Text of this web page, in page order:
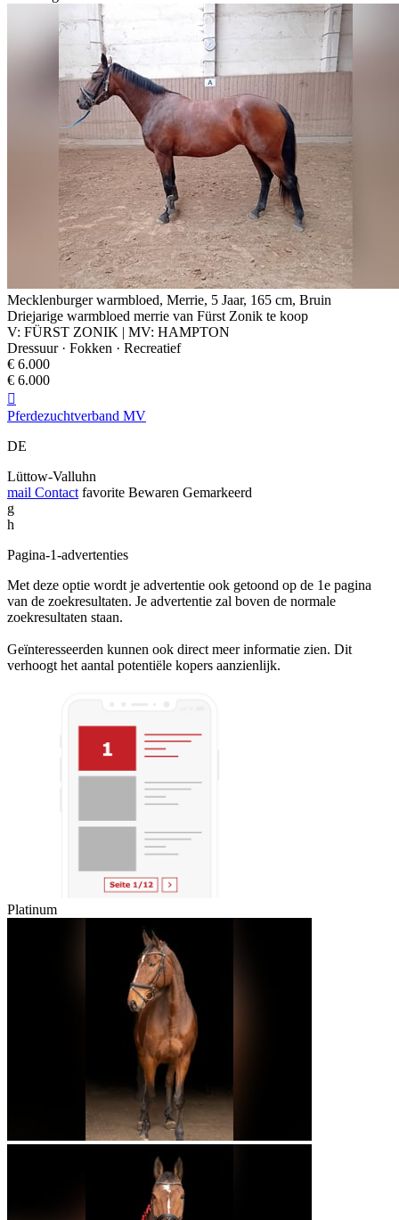
Mecklenburger warmbloed, Merrie, 5 Jaar, 165 cm, Bruin
Driejarige warmbloed merrie van Fürst Zonik te koop
V: FÜRST ZONIK | MV: HAMPTON
Dressuur · Fokken · Recreatief
€ 6.000
€ 6.000

Pferdezuchtverband MV
DE
Lüttow-Valluhn
mail Contact favorite Bewaren Gemarkeerd
g
h
Pagina-1-advertenties
Met deze optie wordt je advertentie ook getoond op de 1e pagina
van de zoekresultaten. Je advertentie zal boven de normale
zoekresultaten staan.
Geïnteresseerden kunnen ook direct meer informatie zien. Dit
verhoogt het aantal potentiële kopers aanzienlijk.
Platinum